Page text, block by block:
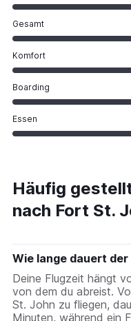
Gesamt
Komfort
Boarding
Essen
Häufig
nach Fort St.
Wie lange dauert der
Deine Flugzeit hängt
von dem du abreist.
St. John zu fliegen,
Minuten, während ein